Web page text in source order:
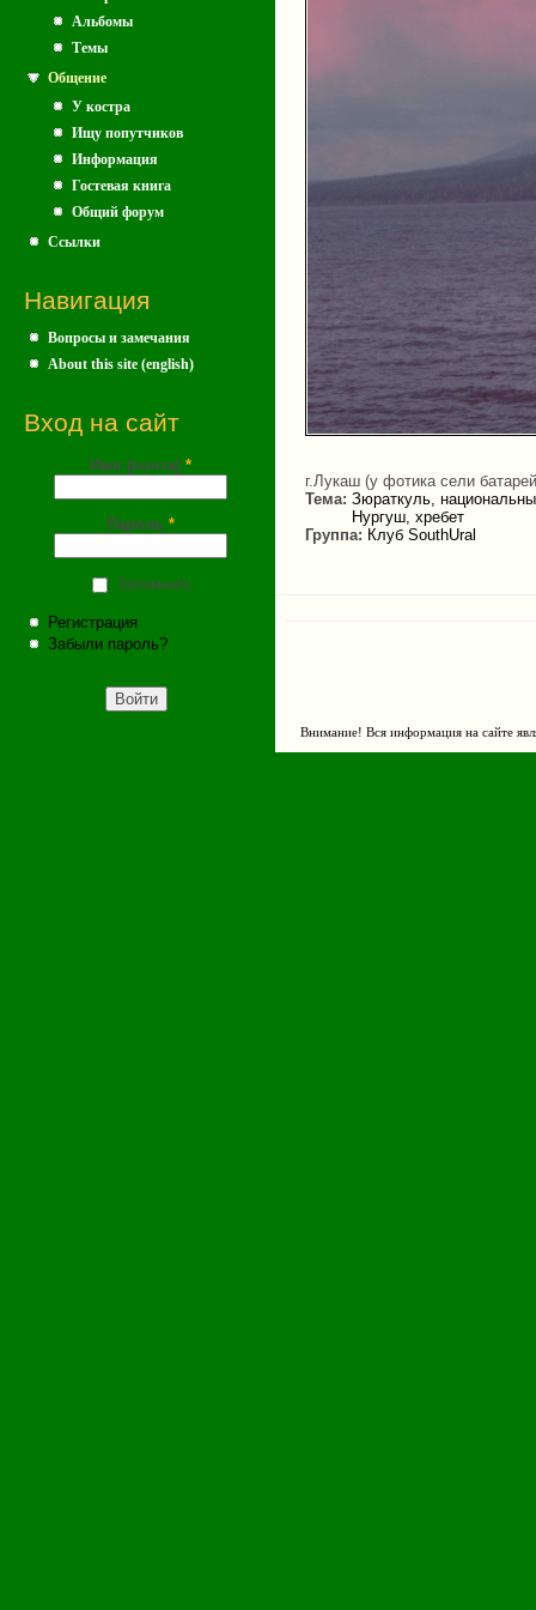
Альбомы
Темы
Общение
У костра
Ищу попутчиков
Информация
Гостевая книга
Общий форум
Ссылки
Навигация
Вопросы и замечания
About this site (english)
Вход на сайт
Имя (почта) *
Пароль *
Запомнить
Регистрация
Забыли пароль?
г.Лукаш (у фотика сели
Тема: Зюраткуль,
Нургуш, хребет
Группа: Клуб SouthUral
Внимание! Вся информация на сайте